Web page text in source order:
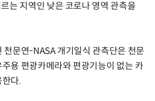
는 지역인 낮은 코로나 영역 관측을
천문연-NASA 개기일식 관측단은 천문
용 편광카메라와 편광기능이 없는 카
다.